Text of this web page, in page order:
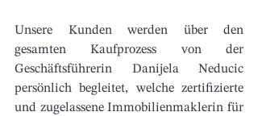
Unsere Kunden werden über den
gesamten Kaufprozess von der
Geschäftsführerin Danijela Neducic
persönlich begleitet, welche zertifizierte
und zugelassene Immobilienmaklerin für